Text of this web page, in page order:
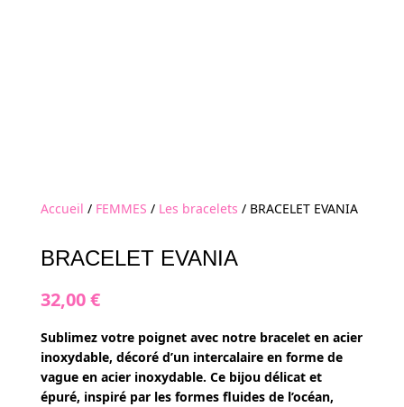
Accueil / FEMMES / Les bracelets / BRACELET EVANIA
BRACELET EVANIA
32,00€
Sublimez votre poignet avec notre bracelet en acier
inoxydable, décoré d’un intercalaire en forme de
vague en acier inoxydable. Ce bijou délicat et
épuré, inspiré par les formes fluides de l’océan,